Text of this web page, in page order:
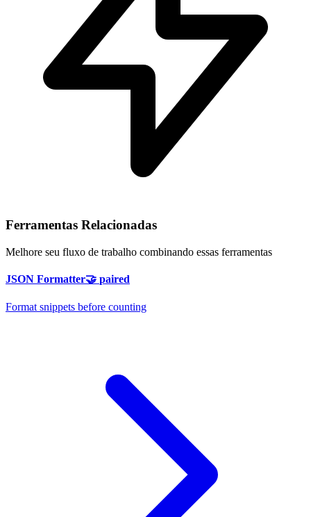
Ferramentas Relacionadas
Melhore seu fluxo de trabalho combinando essas ferramentas
JSON Formatter🤝 paired
Format snippets before counting